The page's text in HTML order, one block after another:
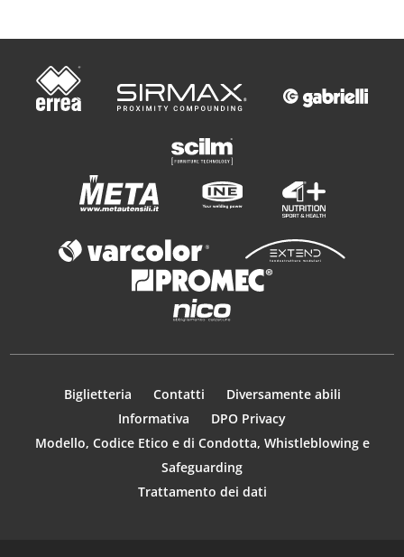
Biglietteria Contatti
Diversamente abili
Informativa
DPO Privacy
Modello, Codice Etico e di Condotta, Whistleblowing e
Safeguarding
Trattamento dei dati